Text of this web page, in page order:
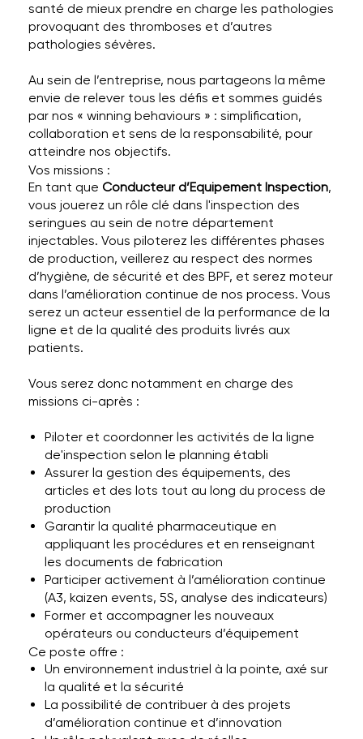
santé de mieux prendre en charge les pathologies
provoquant des thromboses et d’autres
pathologies sévères.
Au sein de l’entreprise, nous partageons la même
envie de relever tous les défis et sommes guidés
par nos « winning behaviours » : simplification,
collaboration et sens de la responsabilité, pour
atteindre nos objectifs.
Vos missions :
En tant que Conducteur d’Equipement Inspection,
vous jouerez un rôle clé dans l'inspection des
seringues au sein de notre département
injectables. Vous piloterez les différentes phases
de production, veillerez au respect des normes
d’hygiène, de sécurité et des BPF, et serez moteur
dans l’amélioration continue de nos process. Vous
serez un acteur essentiel de la performance de la
ligne et de la qualité des produits livrés aux
patients.
Vous serez donc notamment en charge des
missions ci-après :
Piloter et coordonner les activités de la ligne
de'inspection selon le planning établi
Assurer la gestion des équipements, des
articles et des lots tout au long du process de
production
Garantir la qualité pharmaceutique en
appliquant les procédures et en renseignant
les documents de fabrication
Participer activement à l’amélioration continue
(A3, kaizen events, 5S, analyse des indicateurs)
Former et accompagner les nouveaux
opérateurs ou conducteurs d’équipement
Ce poste offre :
Un environnement industriel à la pointe, axé sur
la qualité et la sécurité
La possibilité de contribuer à des projets
d’amélioration continue et d’innovation